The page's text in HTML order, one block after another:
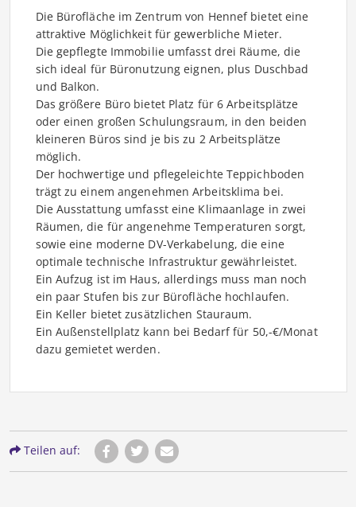
Die Bürofläche im Zentrum von Hennef bietet eine
attraktive Möglichkeit für gewerbliche Mieter.
Die gepflegte Immobilie umfasst drei Räume, die
sich ideal für Büronutzung eignen, plus Duschbad
und Balkon.
Das größere Büro bietet Platz für 6 Arbeitsplätze
oder einen großen Schulungsraum, in den beiden
kleineren Büros sind je bis zu 2 Arbeitsplätze
möglich.
Der hochwertige und pflegeleichte Teppichboden
trägt zu einem angenehmen Arbeitsklima bei.
Die Ausstattung umfasst eine Klimaanlage in zwei
Räumen, die für angenehme Temperaturen sorgt,
sowie eine moderne DV-Verkabelung, die eine
optimale technische Infrastruktur gewährleistet.
Ein Aufzug ist im Haus, allerdings muss man noch
ein paar Stufen bis zur Bürofläche hochlaufen.
Ein Keller bietet zusätzlichen Stauraum.
Ein Außenstellplatz kann bei Bedarf für 50,-€/Monat
dazu gemietet werden.
Teilen auf: